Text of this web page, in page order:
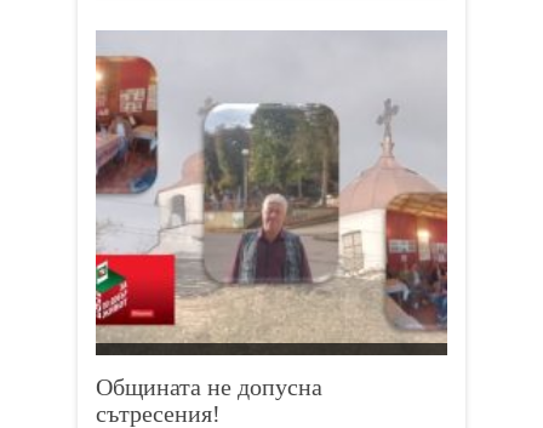
Общината не допусна
сътресения!